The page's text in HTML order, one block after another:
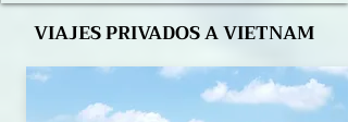
VIAJES PRIVADOS A VIETNAM